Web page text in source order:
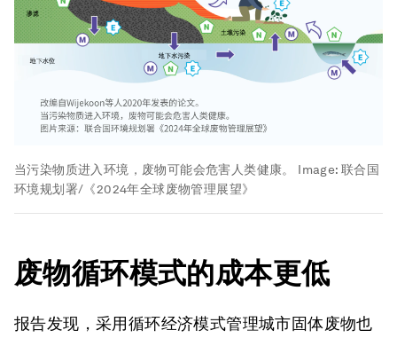
当污染物质进入环境，废物可能会危害人类健康。 Image:联合国
环境规划署/《2024年全球废物管理展望》
废物循环模式的成本更低
报告发现，采用循环经济模式管理城市固体废物也